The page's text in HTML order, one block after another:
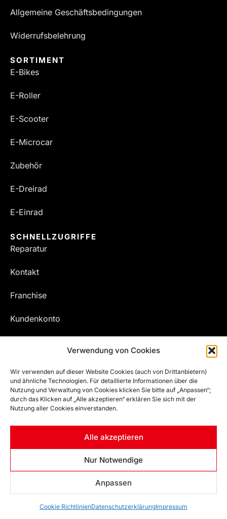
Verwendung von Cookies
Wir verwenden auf dieser Website Cookies (auch von Drittanbietern)
und ähnliche Technologien. Für detaillierte Informationen über die
Nutzung und Verwaltung von Cookies klicken Sie bitte auf „Anpassen“;
durch das Klicken auf „Alle akzeptieren“ erklären Sie sich mit der
Nutzung aller Cookies einverstanden.
Alle akzeptieren
Nur Notwendige
Anpassen
Cookie RichtlinienDatenschutzerklärungImpressum
Allgemeine Geschäftsbedingungen
Widerrufsbelehrung
SORTIMENT
E-Bikes
E-Roller
E-Scooter
E-Microcar
Zubehör
E-Dreirad
E-Einrad
SCHNELLZUGRIFFE
Reparatur
Kontakt
Franchise
Kundenkonto
© EFZ WELT | ALL RIGHTS RESERVED
Powered byDigitalTouch Werbeagentur e.U.
Developed byArtsha Interactive